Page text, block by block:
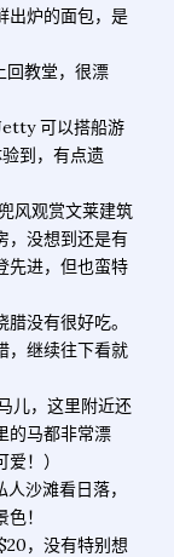
出炉的面包，是
回教堂，很漂
可以搭船游
到，有点遗
风观赏文莱建筑
，没想到还是有
先进，但也蛮特
没有很好吃。
，继续往下看就
儿，这里附近还
的马都非常漂
！）
人沙滩看日落，
！
，没有特别想